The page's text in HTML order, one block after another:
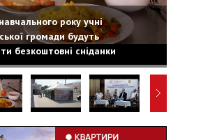
року учні
громади будуть
безкоштовні сніданки